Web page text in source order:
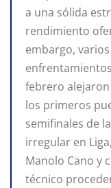
a una sólida
rendimiento
embargo,
febrero
los primeros
semifinales de
irregular en
Manolo Cano y
técnico